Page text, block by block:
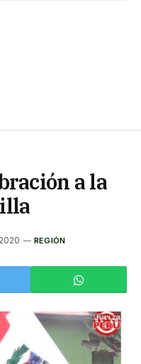
a la
REGIÓN